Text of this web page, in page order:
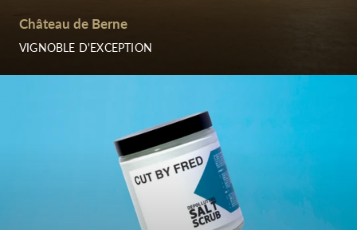
Château de Berne
VIGNOBLE D'EXCEPTION